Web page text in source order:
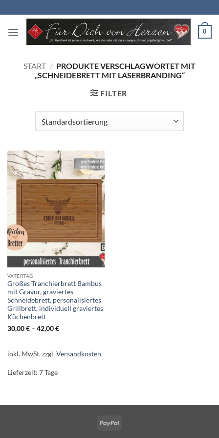
Inhalt
springen
0
START / PRODUKTE VERSCHLAGWORTET MIT
„SCHNEIDEBRETT MIT LASERBRANDING“
FILTER
VATERTAG
Großes Tranchierbrett Bambus
mit Gravur, graviertes
Schneidebrett, personalisiertes
Grillbrett, individuell graviertes
Küchenbrett
30,00€– 42,00€
inkl. MwSt.zzgl.Versandkosten
Lieferzeit: 7 Tage
PayPal